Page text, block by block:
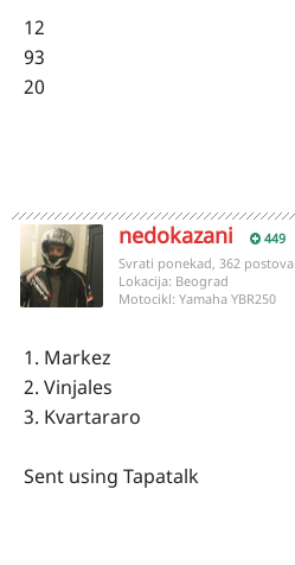
12
93
20
nedokazani 449
Svrati ponekad, 362 postova
Lokacija: Beograd
Motocikl: Yamaha YBR250
1. Markez
2. Vinjales
3. Kvartararo
Sent using Tapatalk